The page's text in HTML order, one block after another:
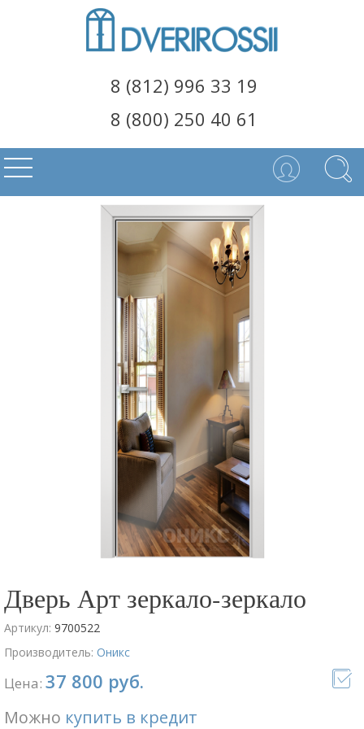
8 (812) 996 33 19
8 (800) 250 40 61
Дверь Арт зеркало-зеркало
Артикул: 9700522
Производитель: Оникс
Цена: 37 800 руб.
Можно купить в кредит